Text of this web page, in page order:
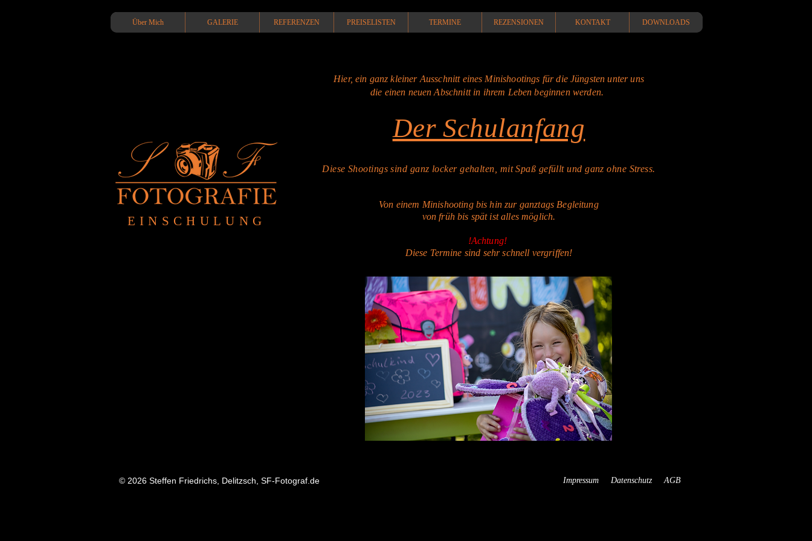
Über Mich GALERIE REFERENZEN PREISELISTEN TERMINE REZENSIONEN KONTAKT DOWNLOADS
EINSCHULUNG
Hier, ein ganz kleiner Ausschnitt eines Minishootings für die Jüngsten unter uns
die einen neuen Abschnitt in ihrem Leben beginnen werden.
Der Schulanfang
Diese Shootings sind ganz locker gehalten, mit Spaß gefüllt undganz ohne Stress.
Von einem Minishooting bis hin zur ganztags Begleitung
von früh bis spät ist alles möglich.
!Achtung!
Diese Termine sind sehr schnell vergriffen!
© 2026 Steffen Friedrichs, Delitzsch, SF-Fotograf.de Impressum Datenschutz AGB